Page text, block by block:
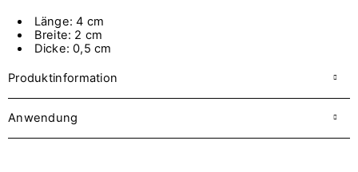
Länge: 4 cm
Breite: 2 cm
Dicke: 0,5 cm
Produktinformation
Anwendung